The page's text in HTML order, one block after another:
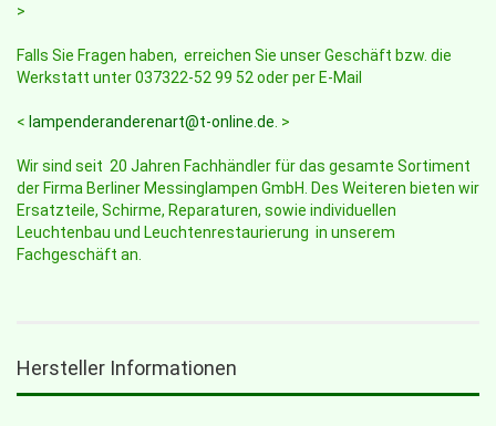
>
Falls Sie Fragen haben, erreichen Sie unser Geschäft bzw. die
Werkstatt unter 037322-52 99 52 oder per E-Mail
< lampenderanderenart@t-online.de. >
Wir sind seit 20 Jahren Fachhändler für das gesamte Sortiment
der Firma Berliner Messinglampen GmbH. Des Weiteren bieten wir
Ersatzteile, Schirme, Reparaturen, sowie individuellen
Leuchtenbau und Leuchtenrestaurierung in unserem
Fachgeschäft an.
Hersteller Informationen